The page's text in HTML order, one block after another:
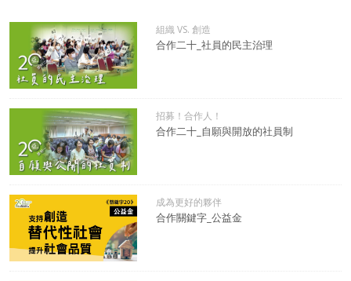
組織 VS. 創造
合作二十_社員的民主治理
招募！合作人！
合作二十_自願與開放的社員制
成為更好的夥伴
合作關鍵字_公益金